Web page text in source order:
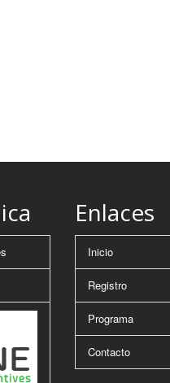
Enlaces
Inicio
Registro
Programa
Contacto